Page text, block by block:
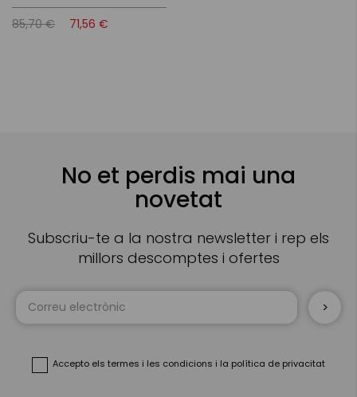
85,70 € 71,56 €
No et perdis mai una
novetat
Subscriu-te a la nostra newsletter i rep els
millors descomptes i ofertes
Accepto els termes i les condicions i la política de privacitat